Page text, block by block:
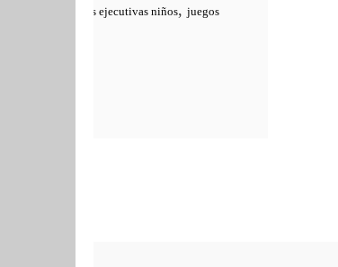
juegos funciones ejecutivas niños,juegos